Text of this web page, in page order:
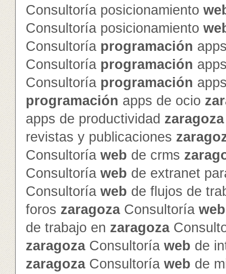
Consultoría posicionamiento
Consultoría posicionamiento
Consultoría programación
Consultoría programación
Consultoría programación
programación apps de ocio
apps de productividad zaragoza
revistas y publicaciones
Consultoría web de crms
Consultoría web de extranet
Consultoría web de flujos de
foros zaragozaConsultoría web
de trabajo en zaragoza
zaragozaConsultoría web de
zaragozaConsultoría web de